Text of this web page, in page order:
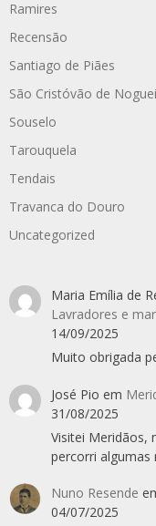
Ramires
Recensão
Santiago de Piães
São Cristóvão de
Souselo
Tarouquela
Tendais
Travanca do Douro
Uncategorized
Maria Emília de
Lavradores e
14/09/2025
Muito obrigada
José Pio em
31/08/2025
Visitei Meridãos,
percorri algumas
Nuno Resende
04/07/2025